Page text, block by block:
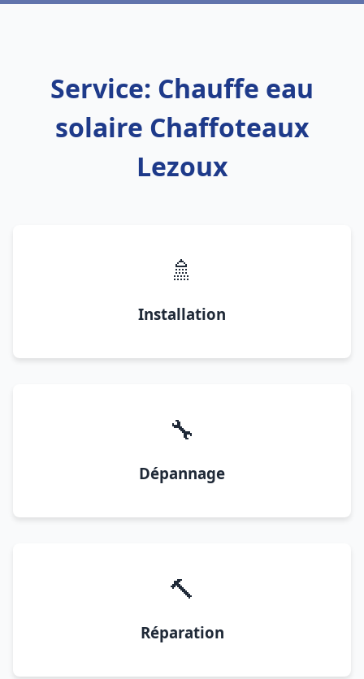
Service: Chauffe eau
solaire Chaffoteaux
Lezoux
🚿
Installation
🔧
Dépannage
🔨
Réparation